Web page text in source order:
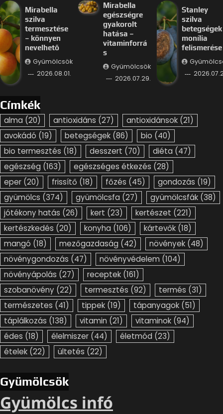
Mirabella
szilva
termesztése
– könnyen
nevelhető
Gyümölcsök
2026.08.01.
Mirabella
egészségre
gyakorolt
hatása –
vitaminforrá
s
Gyümölcsök
2026.07.29.
Stanley
szilva
betegségek
monília
felismerése
Címkék
alma (20) antioxidáns (27) antioxidánsok (21)
avokádó (19) betegségek (86) bio (40)
bio termesztés (18) desszert (70) diéta (47)
egészség (163) egészséges étkezés (28)
eper (20) frissítő (18) főzés (45) gondozás (19)
gyümölcs (374) gyümölcsfa (27) gyümölcsfák (38)
jótékony hatás (26) kert (23) kertészet (221)
kertészkedés (20) konyha (106) kártevők (18)
mangó (18) mezőgazdaság (42) növények (48)
növénygondozás (47) növényvédelem (104)
növényápolás (27) receptek (161)
szobanövény (22) termesztés (92) termés (31)
természetes (41) tippek (19) tápanyagok (51)
táplálkozás (138) vitamin (21) vitaminok (94)
édes (18) élelmiszer (44) életmód (23)
ételek (22) ültetés (22)
Gyümölcsök
Gyümölcs infó